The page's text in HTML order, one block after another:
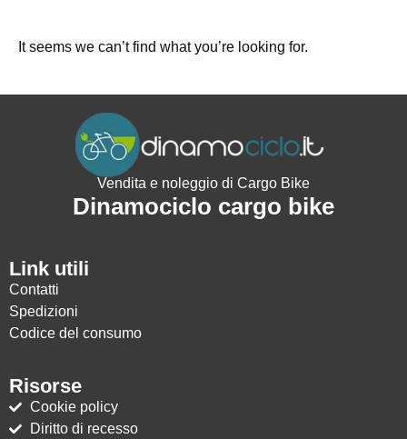
It seems we can’t find what you’re looking for.
Vendita e noleggio di Cargo Bike
Dinamociclo cargo bike
Link utili
Contatti
Spedizioni
Codice del consumo
Risorse
Cookie policy
Diritto di recesso